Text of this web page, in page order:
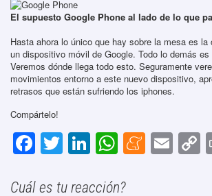
El supuesto Google Phone al lado de lo que
Hasta ahora lo único que hay sobre la mesa es la
un dispositivo móvil de Google. Todo lo demás
Veremos dónde llega todo esto. Seguramente
movimientos entorno a este nuevo dispositivo,
retrasos que están sufriendo los iphones.
Compártelo!
F
a
c
T
wi
tt
Li
n
k
W
h
at
M
e
E
m o
Cuál es tu reacción?